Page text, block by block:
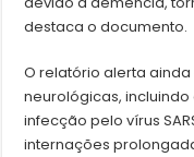
destaca o documento.
O relatório alerta
neurológicas,
infecção pelo vírus
internações